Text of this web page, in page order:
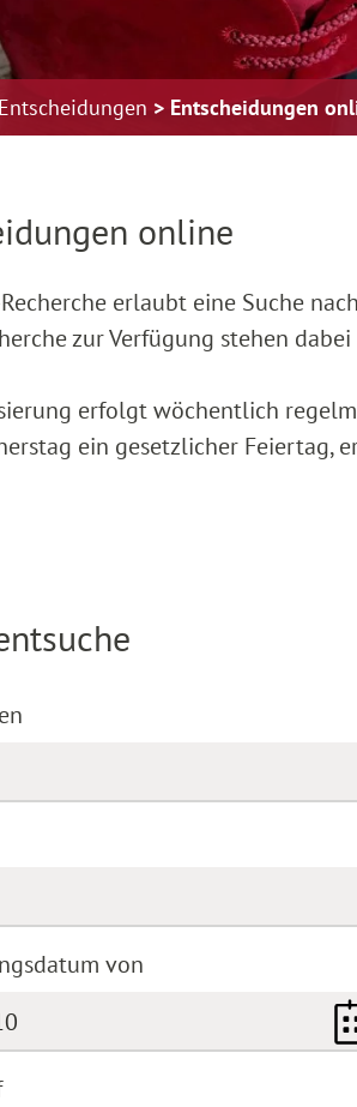
Entscheidungen Entscheidungen
online
erlaubt eine Suche
zur Verfügung stehen
erfolgt wöchentlich
ein gesetzlicher Feiertag,
von